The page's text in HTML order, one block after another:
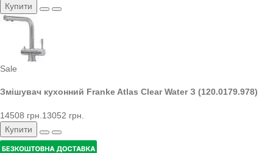
Купити
Sale
Змішувач кухонний Franke Atlas Clear Water З (120.0179.978)
14508 грн. 13052 грн.
Купити